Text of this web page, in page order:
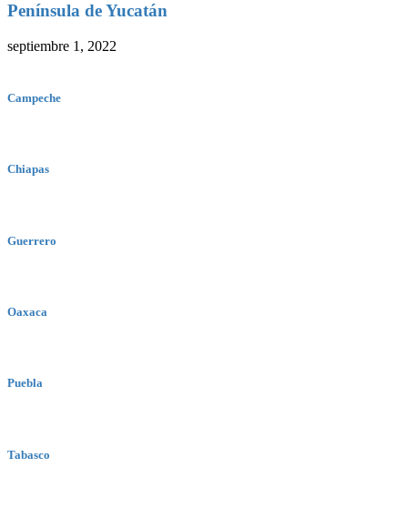
Península de Yucatán
septiembre 1, 2022
Campeche
Chiapas
Guerrero
Oaxaca
Puebla
Tabasco